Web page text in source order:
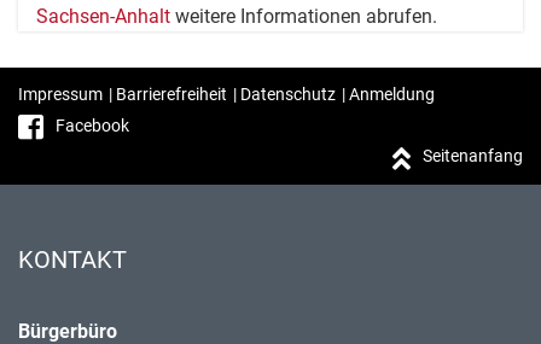
Sachsen-Anhalt weitere Informationen abrufen.
Impressum | Barrierefreiheit | Datenschutz |Anmeldung
Facebook
Seitenanfang
KONTAKT
Bürgerbüro